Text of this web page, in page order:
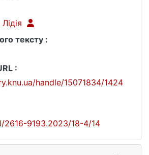
тексту :
:
handle/15071834/1424
2616-9193.2023/18-4/14